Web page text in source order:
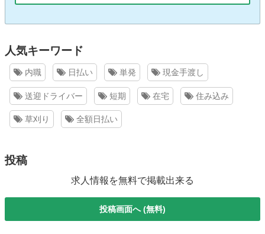
人気キーワード
内職 日払い 単発 現金手渡し
送迎ドライバー 短期 在宅 住み込み
草刈り 全額日払い
投稿
求人情報を無料で掲載出来る
投稿画面へ (無料)